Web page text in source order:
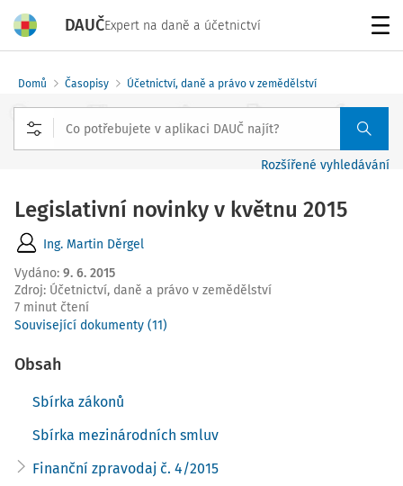
DAUČExpert na daně a účetnictví
Domů Časopisy Účetnictví, daně a právo v zemědělství
Rozšířené vyhledávání
Legislativní novinky v květnu 2015
Ing. Martin Děrgel
Vydáno: 9. 6. 2015
Zdroj: Účetnictví, daně a právo v zemědělství
7 minut čtení
Související dokumenty (11)
Obsah
Sbírka zákonů
Sbírka mezinárodních smluv
Finanční zpravodaj č. 4/2015